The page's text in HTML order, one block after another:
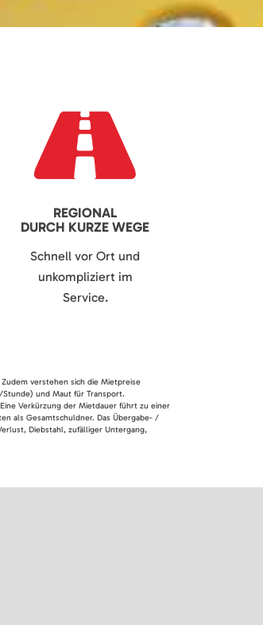
REGIONAL
DURCH KURZE WEGE
Schnell vor Ort und
unkompliziert im
Service.
verstehen sich die Mietpreise
Stunde) und Maut für Transport.
Verkürzung der Mietdauer führt zu einer
als Gesamtschuldner. Das Übergabe- /
Diebstahl, zufälliger Untergang,